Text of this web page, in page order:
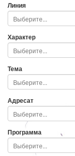
Линия
Характер
Тема
Адресат
Программа